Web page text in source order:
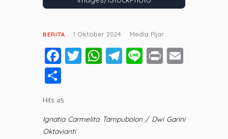
BERITA 1 Oktober 2024 Media Pijar
Fa
ce
o
ok
T
wi
W
h
A
T
el
a
Li
n
Pr
in
h
ar
e
Hits: 45
Ignatia Carmelita Tampubolon / Dwi Garini
Oktavianti